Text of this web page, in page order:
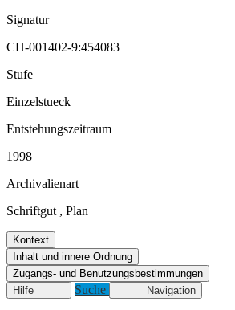
Signatur
CH-001402-9:454083
Stufe
Einzelstueck
Entstehungszeitraum
1998
Archivalienart
Schriftgut , Plan
Kontext
Inhalt und innere Ordnung
Zugangs- und Benutzungsbestimmungen
Hilfe
Suche Navigation